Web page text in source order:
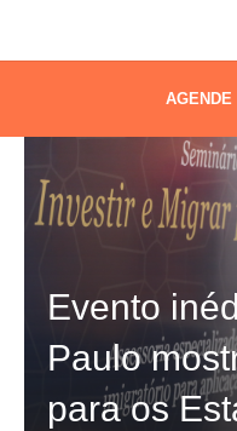
AGENDE
Evento
Paulo
para os